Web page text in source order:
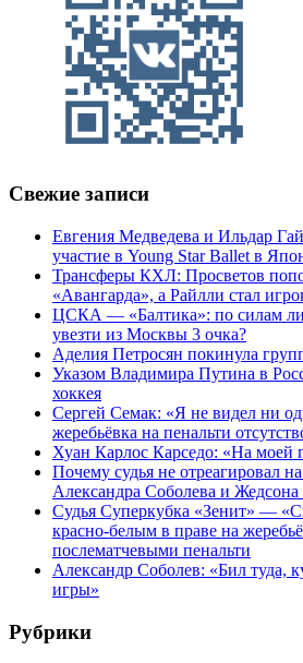
Свежие записи
Евгения Медведева и Ильдар
участие в Young Star Ballet в
Трансферы КХЛ: Просветов
«Авангарда», а Райлли стал
ЦСКА — «Балтика»: по силам
увезти из Москвы 3 очка?
Аделия Петросян покинула
Указом Владимира Путина в
хоккея
Сергей Семак: «Я не видел ни
жеребьёвка на пенальти
Хуан Карлос Карседо: «На моей
Почему судья не отреагировал
Александра Соболева и
Судья Суперкубка «Зенит» —
красно-белым в праве на
послематчевыми пенальти
Александр Соболев: «Бил туда,
игры»
Рубрики